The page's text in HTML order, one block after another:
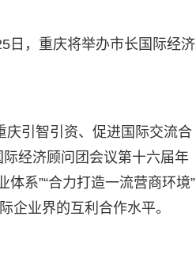
日，重庆将举办市长国际经济
庆引智引资、促进国际交流合
经济顾问团会议第十六届年
体系”“合力打造一流营商环境”
企业界的互利合作水平。